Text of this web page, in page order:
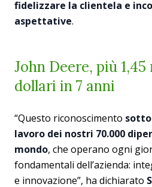
fidelizzare la clientela e
aspettative.
John Deere, più
dollari in 7 anni
“Questo riconoscimento
lavoro dei nostri 70.000
mondo, che operano ogni
fondamentali dell’azienda:
e innovazione”, ha dichiarato